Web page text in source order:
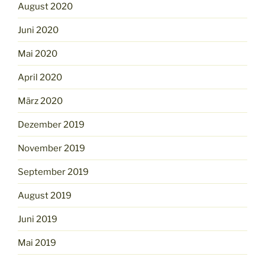
August 2020
Juni 2020
Mai 2020
April 2020
März 2020
Dezember 2019
November 2019
September 2019
August 2019
Juni 2019
Mai 2019